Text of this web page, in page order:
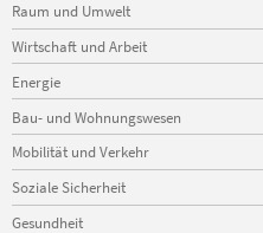
Raum und Umwelt
Wirtschaft und Arbeit
Energie
Bau- und Wohnungswesen
Mobilität und Verkehr
Soziale Sicherheit
Gesundheit